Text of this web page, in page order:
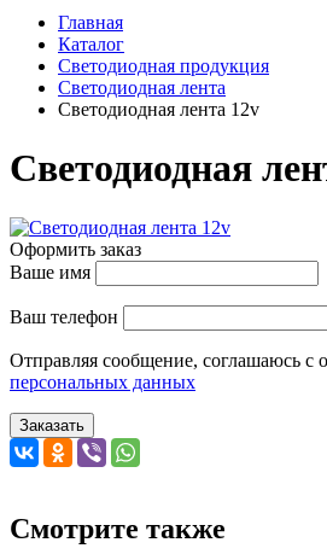
Главная
Каталог
Светодиодная продукция
Светодиодная лента
Cветодиодная лента 12v
Cветодиодная
Оформить заказ
Ваше имя
Ваш телефон
Отправляя сообщение, соглашаюсь с
персональных данных
Заказать
Смотрите также